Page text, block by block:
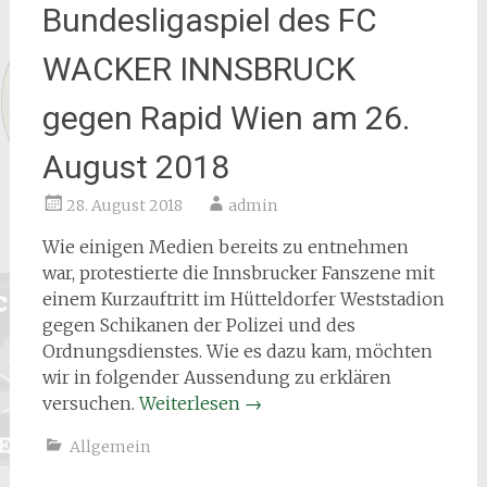
Bundesligaspiel des FC
WACKER INNSBRUCK
gegen Rapid Wien am 26.
August 2018
28. August 2018 admin
Wie einigen Medien bereits zu entnehmen
war, protestierte die Innsbrucker Fanszene mit
einem Kurzauftritt im Hütteldorfer Weststadion
gegen Schikanen der Polizei und des
Ordnungsdienstes. Wie es dazu kam, möchten
wir in folgender Aussendung zu erklären
versuchen.Weiterlesen →
Allgemein